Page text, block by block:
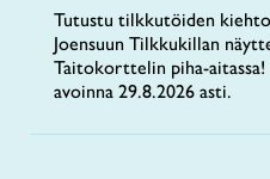
Tutustu tilkkutöiden
Joensuun Tilkkukillan
Taitokorttelin piha-
avoinna 29.8.2026 asti.